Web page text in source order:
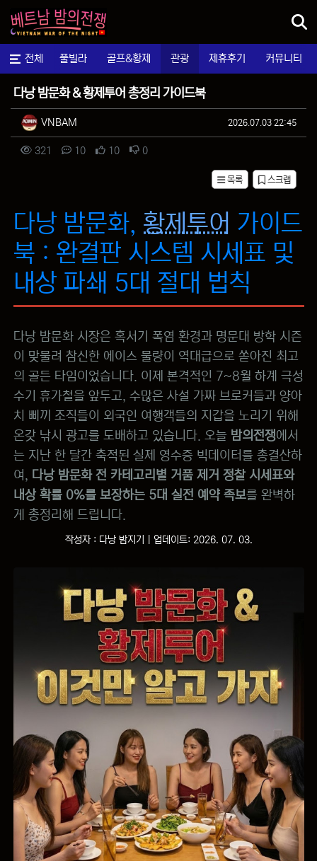
전체 메뉴
마사지 풀빌라 골프&황제 관광 제휴후기 커뮤니티
팁&정보
다낭 밤문화 & 황제투어 총정리 가이드북
작성자 정보
VNBAM 작성일
2026.07.03 22:45
컨텐츠 정보
321 조회 10댓글 10추천 0비추천
목록 스크랩
본문
다낭 밤문화, 황제투어 가이드
북 : 완결판 시스템 시세표 및
내상 파쇄 5대 절대 법칙
다낭 밤문화 시장은 혹서기 폭염 환경과 명문대 방학 시즌
이 맞물려 참신한 에이스 물량이 역대급으로 쏟아진 최고
의 골든 타임이었습니다. 이제 본격적인 7~8월 하계 극성
수기 휴가철을 앞두고, 수많은 사설 가짜 브로커들과 양아
치 삐끼 조직들이 외국인 여행객들의 지갑을 노리기 위해
온갖 낚시 광고를 도배하고 있습니다. 오늘 밤의전쟁에서
는 지난 한 달간 축적된 실제 영수증 빅데이터를 총결산하
여, 다낭 밤문화 전 카테고리별 거품 제거 정찰 시세표와
내상 확률 0%를 보장하는 5대 실전 예약 족보를 완벽하
게 총정리해 드립니다.
작성자 : 다낭 밤지기 | 업데이트: 2026. 07. 03.